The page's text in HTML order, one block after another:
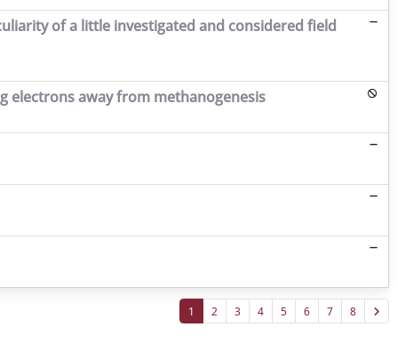
of a little investigated and considered field
electrons away from methanogenesis
1 2 3 4 5 6 7 8